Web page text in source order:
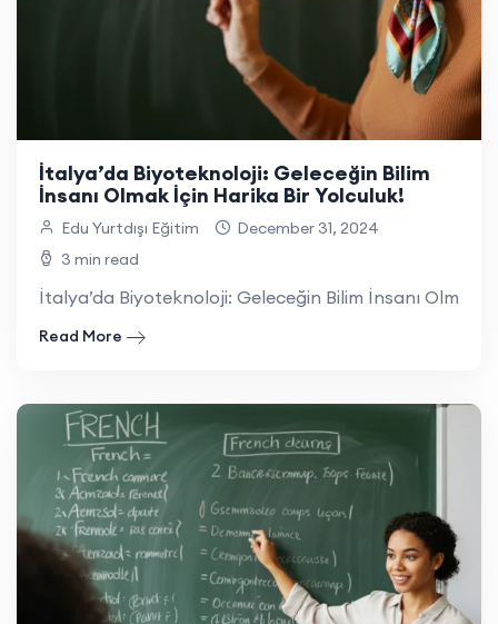
İtalya’da Biyoteknoloji: Geleceğin Bilim
İnsanı Olmak İçin Harika Bir Yolculuk!
Edu Yurtdışı Eğitim
December 31, 2024
3 min read
İtalya’da Biyoteknoloji: Geleceğin Bilim İnsanı Olmak
Read More